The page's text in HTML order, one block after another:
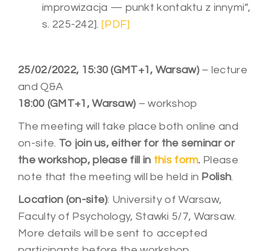
improwizacja — punkt kontaktu z innymi”,
s. 225-242]. [PDF]
25/02/2022, 15:30 (GMT+1, Warsaw)– lecture
and Q&A
18:00 (GMT+1, Warsaw) – workshop
The meeting will take place both online and
on-site. To join us, either for the seminar or
the workshop, please fill in this form. Please
note that the meeting will be held in Polish.
Location (on-site): University of Warsaw,
Faculty of Psychology, Stawki 5/7, Warsaw.
More details will be sent to accepted